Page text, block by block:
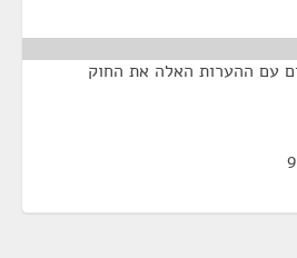
עם ההערות האלה את החוק